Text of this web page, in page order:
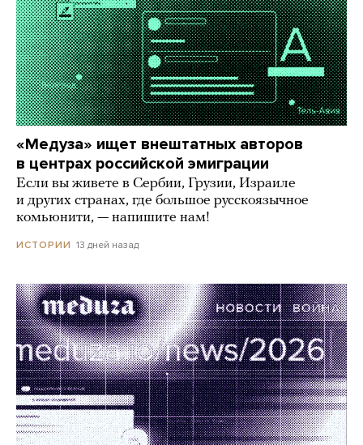
«Медуза» ищет внештатных авторов
в центрах российской эмиграции
Если вы живете в Сербии, Грузии, Израиле
и других странах, где большое русскоязычное
комьюнити, — напишите нам!
ИСТОРИИ 13 дней назад